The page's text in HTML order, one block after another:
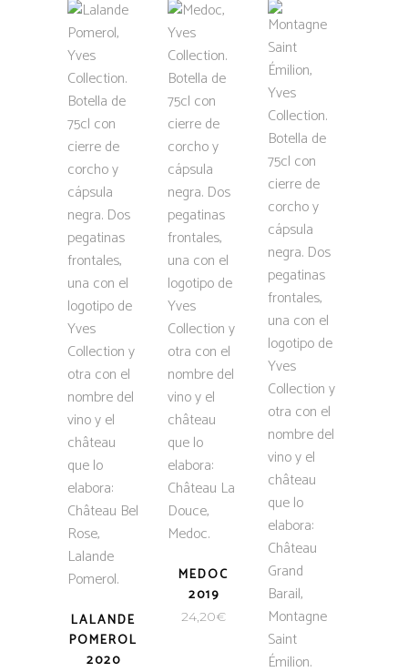
LALANDE
POMEROL
2020
MEDOC
2019
24,20€